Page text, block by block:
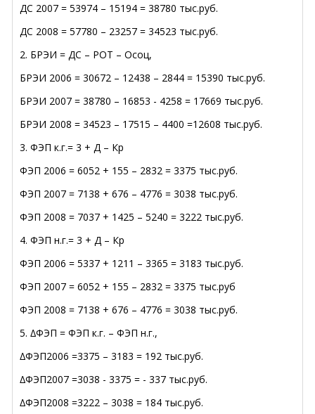
ДС 2007 = 53974 – 15194 = 38780 тыс.руб.
ДС 2008 = 57780 – 23257 = 34523 тыс.руб.
2. БРЭИ = ДС – РОТ – Осоц,
БРЭИ 2006 = 30672 – 12438 – 2844 = 15390 тыс.руб.
БРЭИ 2007 = 38780 – 16853 - 4258 = 17669 тыс.руб.
БРЭИ 2008 = 34523 – 17515 – 4400 =12608 тыс.руб.
3. ФЭП к.г.= 3 + Д – Кр
ФЭП 2006 = 6052 + 155 – 2832 = 3375 тыс.руб.
ФЭП 2007 = 7138 + 676 – 4776 = 3038 тыс.руб.
ФЭП 2008 = 7037 + 1425 – 5240 = 3222 тыс.руб.
4. ФЭП н.г.= 3 + Д – Кр
ФЭП 2006 = 5337 + 1211 – 3365 = 3183 тыс.руб.
ФЭП 2007 = 6052 + 155 – 2832 = 3375 тыс.руб
ФЭП 2008 = 7138 + 676 – 4776 = 3038 тыс.руб.
5. ∆ФЭП = ФЭП к.г. – ФЭП н.г.,
∆ФЭП2006 =3375 – 3183 = 192 тыс.руб.
∆ФЭП2007 =3038 - 3375 = - 337 тыс.руб.
∆ФЭП2008 =3222 – 3038 = 184 тыс.руб.